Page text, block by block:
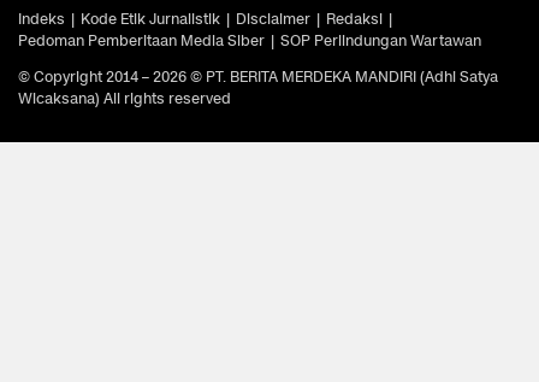
Indeks Kode Etik Jurnalistik Disclaimer
Redaksi
Pedoman Pemberitaan Media Siber
SOP Perlindungan Wartawan
© Copyright 2014 – 2026 © PT. BERITA MERDEKA MANDIRI (Adhi Satya
Wicaksana) All rights reserved